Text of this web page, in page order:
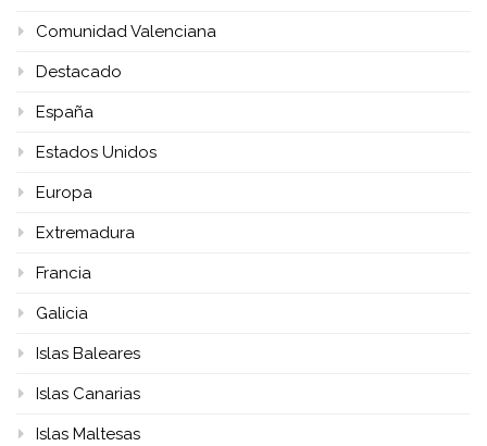
Comunidad Valenciana
Destacado
España
Estados Unidos
Europa
Extremadura
Francia
Galicia
Islas Baleares
Islas Canarias
Islas Maltesas